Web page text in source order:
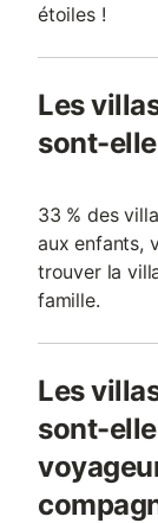
étoiles !
Les
sont-
33 % des
aux enfants,
trouver la
famille.
Les
sont-